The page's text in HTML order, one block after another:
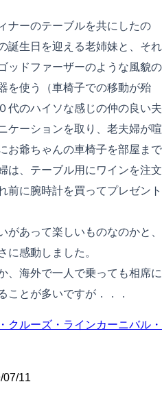
ナーのテーブルを共にしたの
誕生日を迎える老姉妹と、それ
ッドファーザーのような風貌の
を使う（車椅子での移動が殆
代のハイソな感じの仲の良い夫
ケーションを取り、老夫婦が喧
お爺ちゃんの車椅子を部屋まで
は、テーブル用にワインを注文
前に腕時計を買ってプレゼント
があって楽しいものなのかと、
に感動しました。
、海外で一人で乗っても相席に
ことが多いですが．．．
クルーズ・ラインカーニバル・
07/11